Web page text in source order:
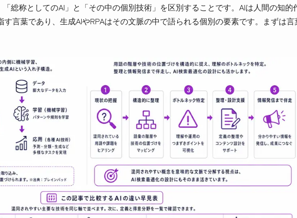
総称としてのAI」と「その中の個別技術」を区別することです。AIは人間の知的
言葉であり、生成AIやRPAはその文脈の中で語られる個別の要素です。まずは言